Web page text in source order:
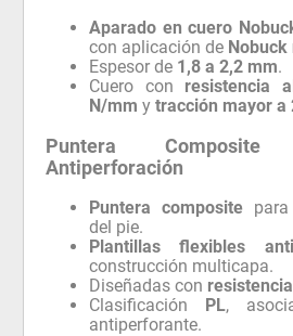
Aparado en cuero
con aplicación de Nobuck
Espesor de 1,8 a 2,2 mm.
Cuero con resistencia
N/mm ytracción mayor a
Puntera
Antiperforación
Puntera compositepara
del pie.
Plantillas flexibles
construcción multicapa.
Diseñadas con
Clasificación PL,
antiperforante.